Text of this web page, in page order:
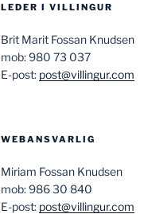
LEDER I VILLINGUR
Brit Marit Fossan Knudsen
mob: 980 73 037
E-post: post@villingur.com
WEBANSVARLIG
Miriam Fossan Knudsen
mob: 986 30 840
E-post: post@villingur.com